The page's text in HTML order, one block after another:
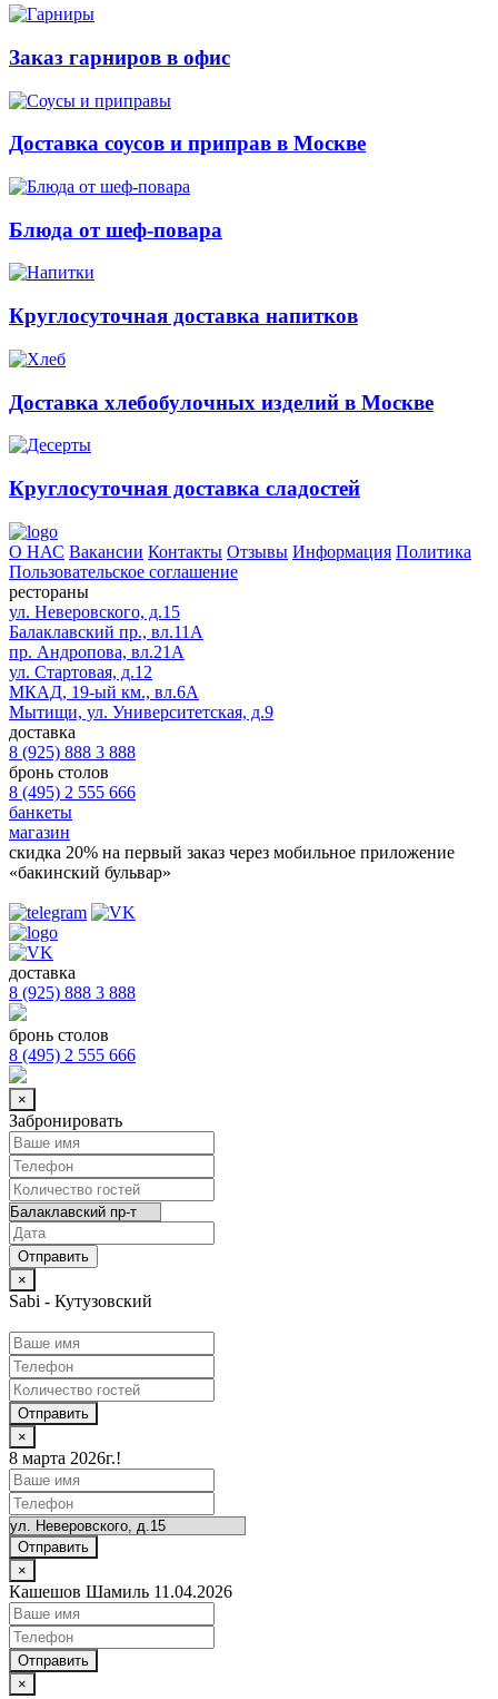
Заказ гарниров в офис
Доставка соусов и приправ в Москве
Блюда от шеф-повара
Круглосуточная доставка напитков
Доставка хлебобулочных изделий в Москве
Круглосуточная доставка сладостей
О НАС Вакансии Контакты Отзывы Информация Политика
Пользовательское соглашение
рестораны
ул. Неверовского, д.15
Балаклавский пр., вл.11А
пр. Андропова, вл.21А
ул. Стартовая, д.12
МКАД, 19-ый км., вл.6А
Мытищи, ул. Университетская, д.9
доставка
8 (925) 888 3 888
бронь столов
8 (495) 2 555 666
банкеты
магазин
скидка 20% на первый заказ через мобильное приложение
«бакинский бульвар»
доставка
8 (925) 888 3 888
бронь столов
8 (495) 2 555 666
×
Забронировать
×
Sabi - Кутузовский
Отправить
×
8 марта 2026г.!
Отправить
×
Кашешов Шамиль 11.04.2026
Отправить
×